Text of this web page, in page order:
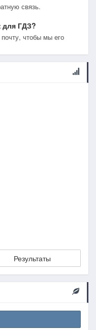
связь.
для ГДЗ?
чтобы мы его
Результаты